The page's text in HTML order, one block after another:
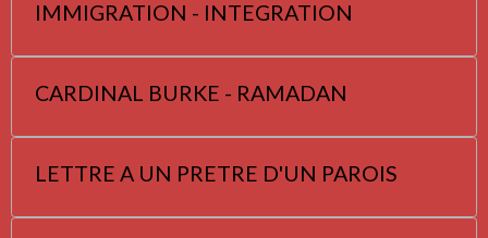
IMMIGRATION - INTEGRATION
CARDINAL BURKE - RAMADAN
LETTRE A UN PRETRE D'UN PAROIS